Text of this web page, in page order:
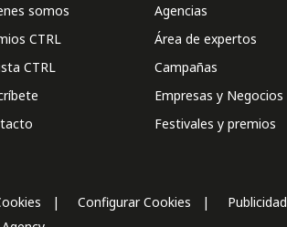
somos
CTRL
CTRL
Agencias
Área de expertos
Campañas
Empresas y Negocios
Festivales y premios
Configurar Cookies
Publicidad